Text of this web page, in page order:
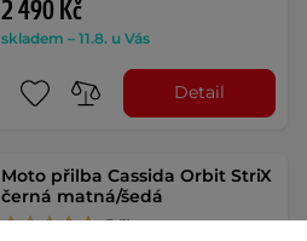
2 490 Kč
skladem – 11.8. u Vás
Detail
Moto přilba Cassida Orbit StriX
černá matná/šedá
5(1)